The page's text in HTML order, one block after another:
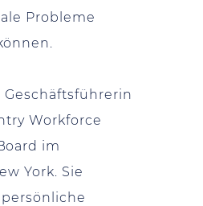
Probleme
Geschäftsführerin
Workforce
im
York. Sie